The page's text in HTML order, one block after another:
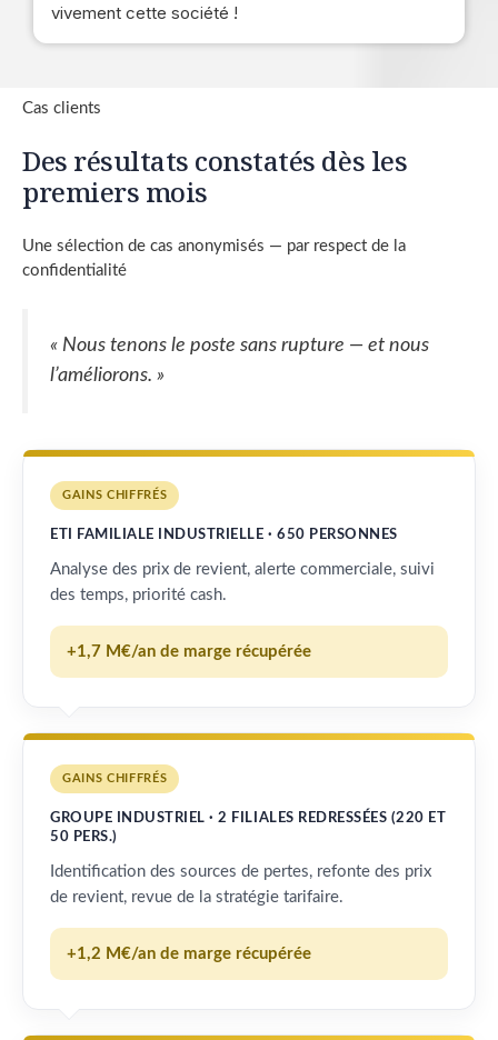
vivement cette société !
Cas clients
Des résultats constatés dès les
premiers mois
Une sélection de cas anonymisés — par respect de la
confidentialité
« Nous tenons le poste sans rupture — et nous
l’améliorons. »
GAINS CHIFFRÉS
ETI FAMILIALE INDUSTRIELLE · 650 PERSONNES
Analyse des prix de revient, alerte commerciale, suivi
des temps, priorité cash.
+1,7 M€/an de marge récupérée
GAINS CHIFFRÉS
GROUPE INDUSTRIEL · 2 FILIALES REDRESSÉES (220 ET
50 PERS.)
Identification des sources de pertes, refonte des prix
de revient, revue de la stratégie tarifaire.
+1,2 M€/an de marge récupérée